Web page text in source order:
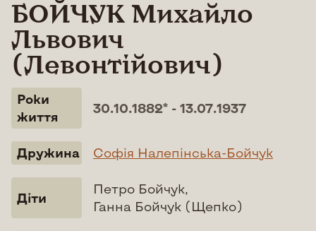
БОЙЧУК Михайло
Львович
(Левонтійович)
Роки
життя
30.10.1882* - 13.07.1937
Дружина Софія Налепінська-Бойчук
Діти
Петро Бойчук,
Ганна Бойчук (Щепко)